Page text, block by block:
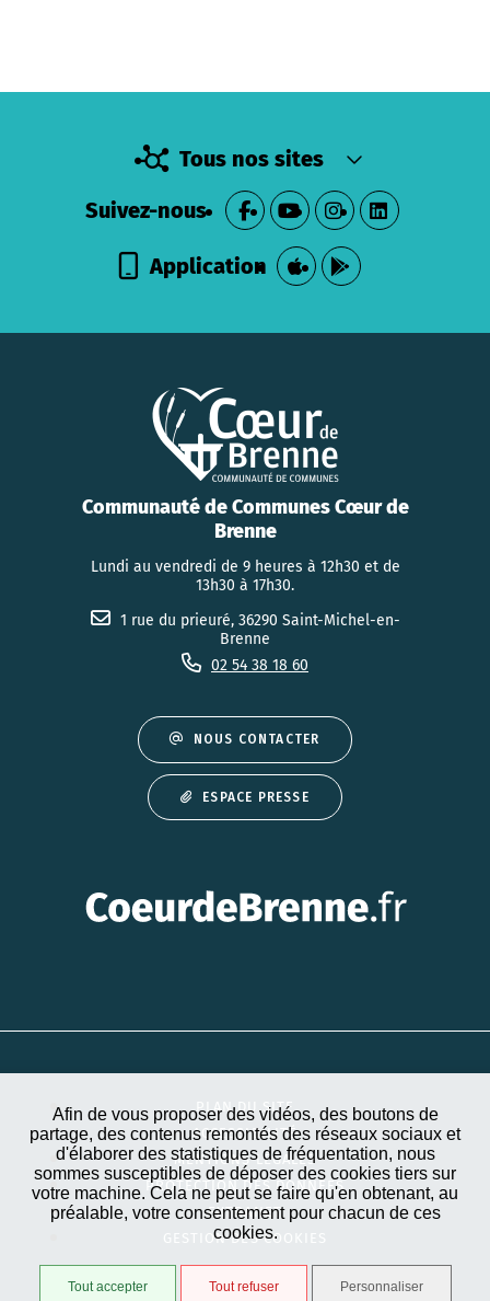
Afin de vous proposer des vidéos, des boutons de
partage, des contenus remontés des réseaux sociaux et
d'élaborer des statistiques de fréquentation, nous
sommes susceptibles de déposer des cookies tiers sur
votre machine. Cela ne peut se faire qu'en obtenant, au
préalable, votre consentement pour chacun de ces
cookies.
Tout accepter Tout refuser Personnaliser
Tous nos sites
Suivez-nous
Application
Communauté de Communes Cœur de
Brenne
Lundi au vendredi de 9 heures à 12h30 et de
13h30 à 17h30.
1 rue du prieuré, 36290 Saint-Michel-en-
Brenne
02 54 38 18 60
NOUS CONTACTER
ESPACE PRESSE
PLAN DU SITE
ACCESSIBILITÉ
MENTIONS LÉGALES
PROTECTION DES DONNÉES
EXTRANET
GESTION DES COOKIES
STRATIS